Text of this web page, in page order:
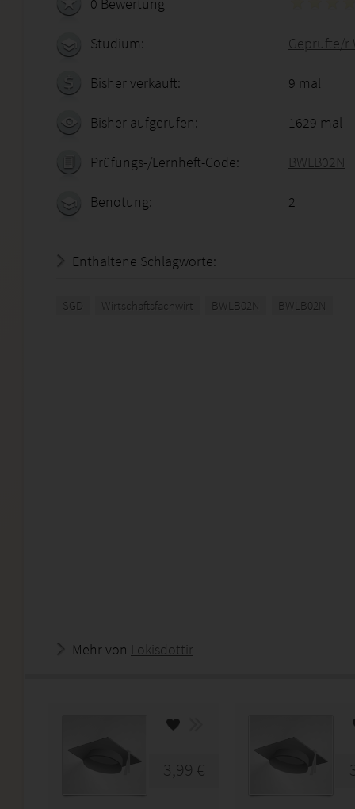
Studium: Geprüfte/r
Bisher verkauft: 9 mal
Bisher aufgerufen: 1629 mal
Prüfungs-/Lernheft-Code: BWLB02N
Benotung: 2
Enthaltene Schlagworte:
SGD Wirtschaftsfachwirt BWLB02N BWLB02N
Mehr von Lokisdottir
3,99 €